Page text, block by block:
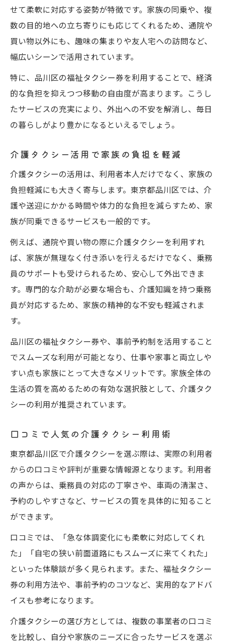
せて柔軟に対応する姿勢が特徴です。家族の同乗や、複
数の目的地への立ち寄りにも応じてくれるため、通院や
買い物以外にも、趣味の集まりや友人宅への訪問など、
幅広いシーンで活用されています。
特に、品川区の福祉タクシー券を利用することで、経済
的な負担を抑えつつ移動の自由度が高まります。こうし
たサービスの充実により、外出への不安を解消し、毎日
の暮らしがより豊かになるといえるでしょう。
介護タクシー活用で家族の負担を軽減
介護タクシーの活用は、利用者本人だけでなく、家族の
負担軽減にも大きく寄与します。東京都品川区では、介
護や送迎にかかる時間や体力的な負担を減らすため、家
族が同乗できるサービスも一般的です。
例えば、通院や買い物の際に介護タクシーを利用すれ
ば、家族が無理なく付き添いを行えるだけでなく、乗務
員のサポートも受けられるため、安心して外出できま
す。専門的な介助が必要な場合も、介護知識を持つ乗務
員が対応するため、家族の精神的な不安も軽減されま
す。
品川区の福祉タクシー券や、事前予約制を活用すること
でスムーズな利用が可能となり、仕事や家事と両立しや
すい点も家族にとって大きなメリットです。家族全体の
生活の質を高めるための有効な選択肢として、介護タク
シーの利用が推奨されています。
口コミで人気の介護タクシー利用術
東京都品川区で介護タクシーを選ぶ際は、実際の利用者
からの口コミや評判が重要な情報源となります。利用者
の声からは、乗務員の対応の丁寧さや、車両の清潔さ、
予約のしやすさなど、サービスの質を具体的に知ること
ができます。
口コミでは、「急な体調変化にも柔軟に対応してくれ
た」「自宅の狭い前面道路にもスムーズに来てくれた」
といった体験談が多く見られます。また、福祉タクシー
券の利用方法や、事前予約のコツなど、実用的なアドバ
イスも参考になります。
介護タクシーの選び方としては、複数の事業者の口コミ
を比較し、自分や家族のニーズに合ったサービスを選ぶ